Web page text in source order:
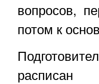
вопросов,
потом к